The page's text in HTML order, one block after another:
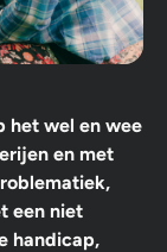
het wel en wee
en met
een niet
handicap,